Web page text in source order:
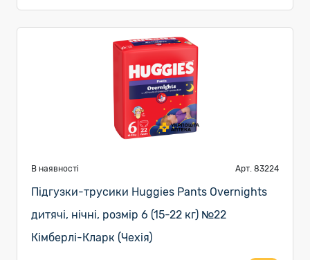
В наявності Арт. 83224
Підгузки-трусики Huggies Pants Overnights
дитячі, нічні, розмір 6 (15-22 кг) №22
Кімберлі-Кларк (Чехія)